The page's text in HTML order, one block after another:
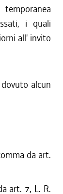
i quali
all' invito
alcun
da art.
art. 7, L. R.